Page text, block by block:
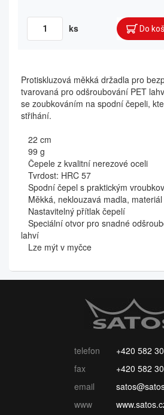
ks
Protiskluzová měkká držadla pro
tvarovaná pro odšroubování PET
se zoubkováním na spodní čepeli,
střihání.
22 cm
99 g
Čepele z kvalitní nerezové oceli
Tvrdost: HRC 57
Spodní čepel s praktickým
Měkká, neklouzavá madla,
Nastavitelný přítlak čepelí
Speciální otvor pro snadné
lahví
Lze mýt v myčce
telefon
+420 582
fax
+420 582
email
www